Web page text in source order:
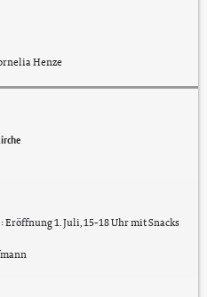
Henze
:Eröffnung 1. Juli, 15-18 Uhr mit Snacks